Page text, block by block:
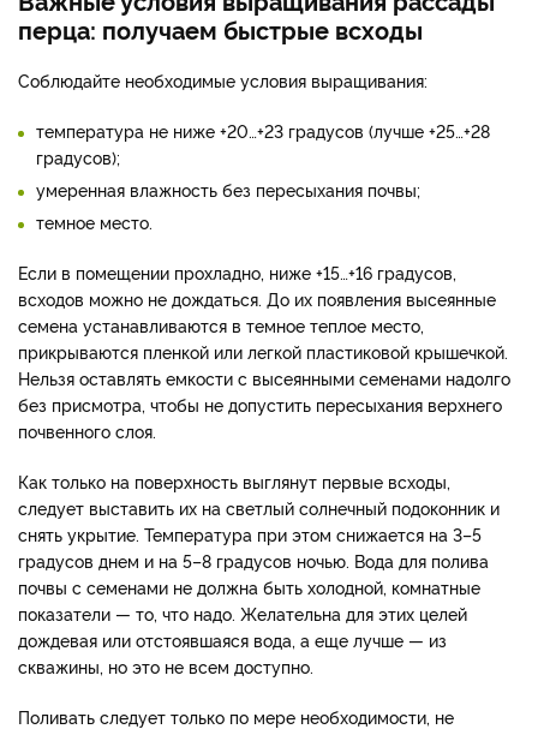
перца: получаем быстрые всходы
Соблюдайте необходимые условия выращивания:
температура не ниже +20…+23 градусов (лучше +25…+28
градусов);
умеренная влажность без пересыхания почвы;
темное место.
Если в помещении прохладно, ниже +15…+16 градусов,
всходов можно не дождаться. До их появления высеянные
семена устанавливаются в темное теплое место,
прикрываются пленкой или легкой пластиковой крышечкой.
Нельзя оставлять емкости с высеянными семенами надолго
без присмотра, чтобы не допустить пересыхания верхнего
почвенного слоя.
Как только на поверхность выглянут первые всходы,
следует выставить их на светлый солнечный подоконник и
снять укрытие. Температура при этом снижается на 3–5
градусов днем и на 5–8 градусов ночью. Вода для полива
почвы с семенами не должна быть холодной, комнатные
показатели — то, что надо. Желательна для этих целей
дождевая или отстоявшаяся вода, а еще лучше — из
скважины, но это не всем доступно.
Поливать следует только по мере необходимости, не